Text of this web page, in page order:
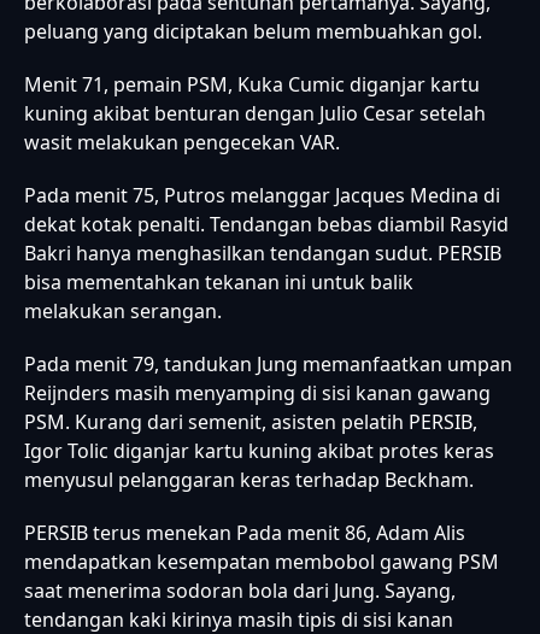
peluang yang diciptakan belum membuahkan gol.
Menit 71, pemain PSM, Kuka Cumic diganjar kartu
kuning akibat benturan dengan Julio Cesar setelah
wasit melakukan pengecekan VAR.
Pada menit 75, Putros melanggar Jacques Medina di
dekat kotak penalti. Tendangan bebas diambil Rasyid
Bakri hanya menghasilkan tendangan sudut. PERSIB
bisa mementahkan tekanan ini untuk balik
melakukan serangan.
Pada menit 79, tandukan Jung memanfaatkan umpan
Reijnders masih menyamping di sisi kanan gawang
PSM. Kurang dari semenit, asisten pelatih PERSIB,
Igor Tolic diganjar kartu kuning akibat protes keras
menyusul pelanggaran keras terhadap Beckham.
PERSIB terus menekan Pada menit 86, Adam Alis
mendapatkan kesempatan membobol gawang PSM
saat menerima sodoran bola dari Jung. Sayang,
tendangan kaki kirinya masih tipis di sisi kanan